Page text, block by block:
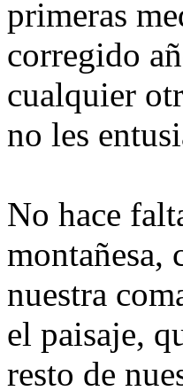
primeras
corregido
cualquier
no les
No hace
montañesa,
nuestra
el paisaje,
resto de